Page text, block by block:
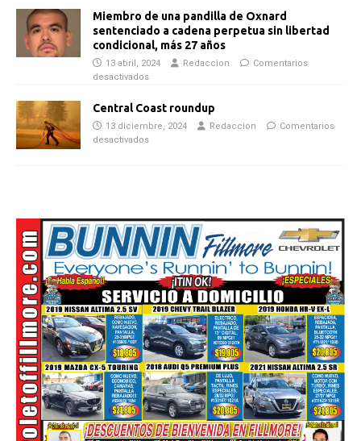
Miembro de una pandilla de Oxnard
sentenciado a cadena perpetua sin libertad
condicional, más 27 años
13 abril, 2024 Redaccion
Comentarios
desactivados
Central Coast roundup
13 diciembre, 2024 Redaccion
Comentarios
desactivados